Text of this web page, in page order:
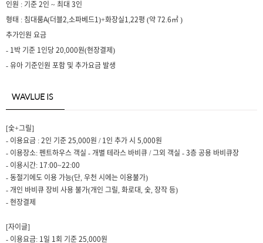
인원 : 기준 2인 ~ 최대 3인
형태 : 침대룸A(더블2,소파베드1)+화장실1,22평 (약 72.6㎡ )
추가인원 요금
- 1박 기준 1인당 20,000원(현장결제)
- 유아 기준인원 포함 및 추가요금 발생
WAVLUE IS
[숯+그릴]
- 이용요금 : 2인 기준 25,000원 / 1인 추가 시 5,000원
- 이용장소: 펜트하우스 객실 - 개별 테라스 바비큐 / 그외 객실 - 3층 공용 바비큐장
- 이용시간: 17:00~22:00
- 동절기에도 이용 가능(단, 우천 시에는 이용불가)
- 개인 바비큐 장비 사용 불가(개인 그릴, 화로대, 숯, 장작 등)
- 현장결제
[자이글]
- 이용요금: 1일 1회 기준 25,000원